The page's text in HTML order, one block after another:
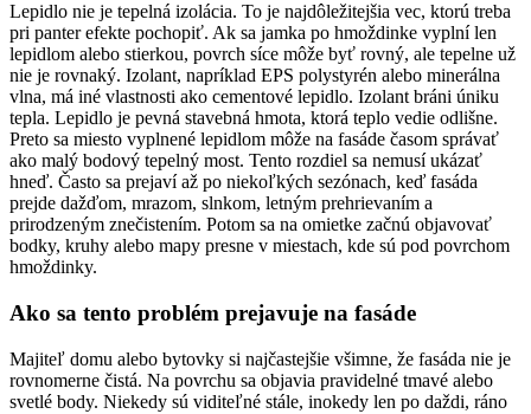
Lepidlo nie je tepelná izolácia. To je najdôležitejšia vec, ktorú treba
pri panter efekte pochopiť. Ak sa jamka po hmoždinke vyplní len
lepidlom alebo stierkou, povrch síce môže byť rovný, ale tepelne už
nie je rovnaký. Izolant, napríklad EPS polystyrén alebo minerálna
vlna, má iné vlastnosti ako cementové lepidlo. Izolant bráni úniku
tepla. Lepidlo je pevná stavebná hmota, ktorá teplo vedie odlišne.
Preto sa miesto vyplnené lepidlom môže na fasáde časom správať
ako malý bodový tepelný most. Tento rozdiel sa nemusí ukázať
hneď. Často sa prejaví až po niekoľkých sezónach, keď fasáda
prejde dažďom, mrazom, slnkom, letným prehrievaním a
prirodzeným znečistením. Potom sa na omietke začnú objavovať
bodky, kruhy alebo mapy presne v miestach, kde sú pod povrchom
hmoždinky.
Ako sa tento problém prejavuje na fasáde
Majiteľ domu alebo bytovky si najčastejšie všimne, že fasáda nie je
rovnomerne čistá. Na povrchu sa objavia pravidelné tmavé alebo
svetlé body. Niekedy sú viditeľné stále, inokedy len po daždi, ráno